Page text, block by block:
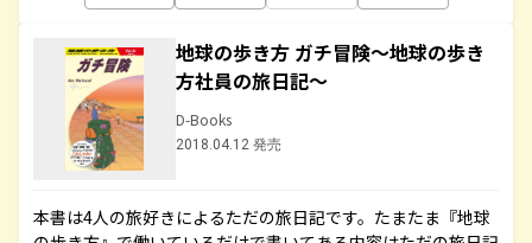
地球の歩き方 ガチ冒険～地球の歩き
方社員の旅日記～
D-Books
2018.04.12 発売
本書は4人の旅好きによるただの旅日記です。たまたま『地球